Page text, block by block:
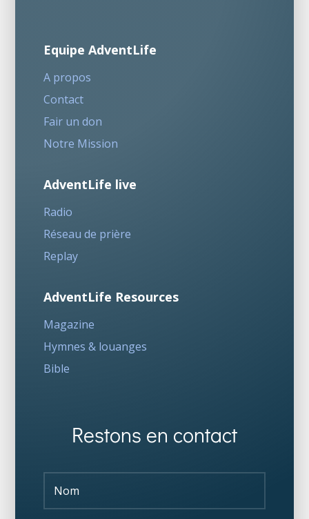
Equipe AdventLife
A propos
Contact
Fair un don
Notre Mission
AdventLife live
Radio
Réseau de prière
Replay
AdventLife Resources
Magazine
Hymnes & louanges
Bible
Restons en contact